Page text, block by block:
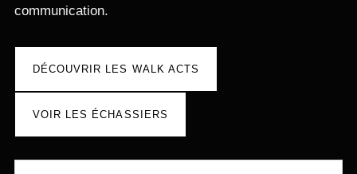
communication.
DÉCOUVRIR LES WALK ACTS
VOIR LES ÉCHASSIERS